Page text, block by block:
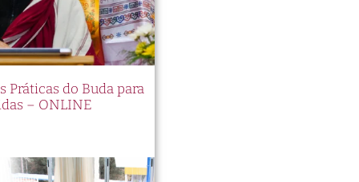
Práticas do Buda para
– ONLINE